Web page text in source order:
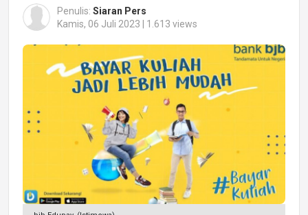
Penulis: Siaran Pers
Kamis, 06 Juli 2023 | 1.613 views